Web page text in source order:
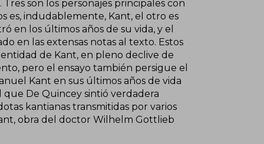
son los personajes principales con
es, indudablemente, Kant, el otro es
en los últimos años de su vida, y el
en las extensas notas al texto. Estos
de Kant, en pleno declive de
pero el ensayo también persigue el
Kant en sus últimos años de vida
que De Quincey sintió verdadera
kantianas transmitidas por varios
obra del doctor Wilhelm Gottlieb